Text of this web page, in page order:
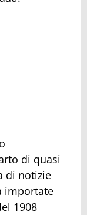
di quasi
di notizie
importate
1908